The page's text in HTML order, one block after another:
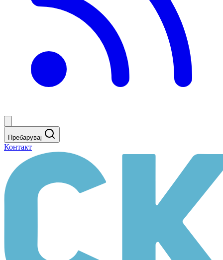
Пребарувај
Контакт